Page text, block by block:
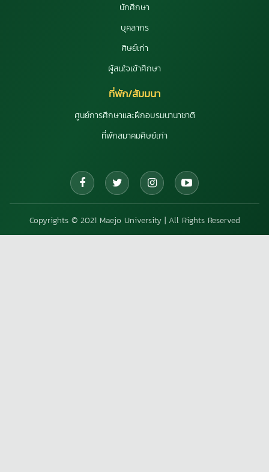
นักศึกษา
บุคลากร
ศิษย์เก่า
ผู้สนใจเข้าศึกษา
ที่พัก/สัมมนา
ศูนย์การศึกษาและฝึกอบรมนานาชาติ
ที่พักสมาคมศิษย์เก่า
Copyrights © 2021 Maejo University | All Rights Reserved